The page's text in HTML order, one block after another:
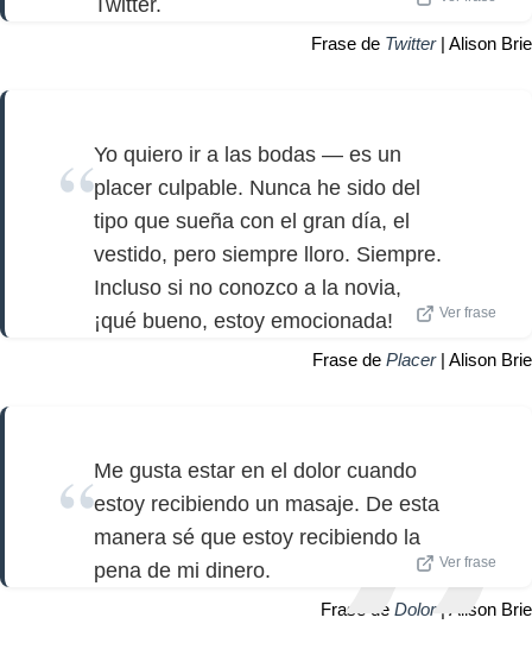
Twitter.
Frase de Twitter| Alison Brie
Yo quiero ir a las bodas — es un
placer culpable. Nunca he sido del
tipo que sueña con el gran día, el
vestido, pero siempre lloro. Siempre.
Incluso si no conozco a la novia,
¡qué bueno, estoy emocionada!
Ver frase
Frase de Placer| Alison Brie
Me gusta estar en el dolor cuando
estoy recibiendo un masaje. De esta
manera sé que estoy recibiendo la
pena de mi dinero.
Ver frase
Frase de Dolor| Alison Brie